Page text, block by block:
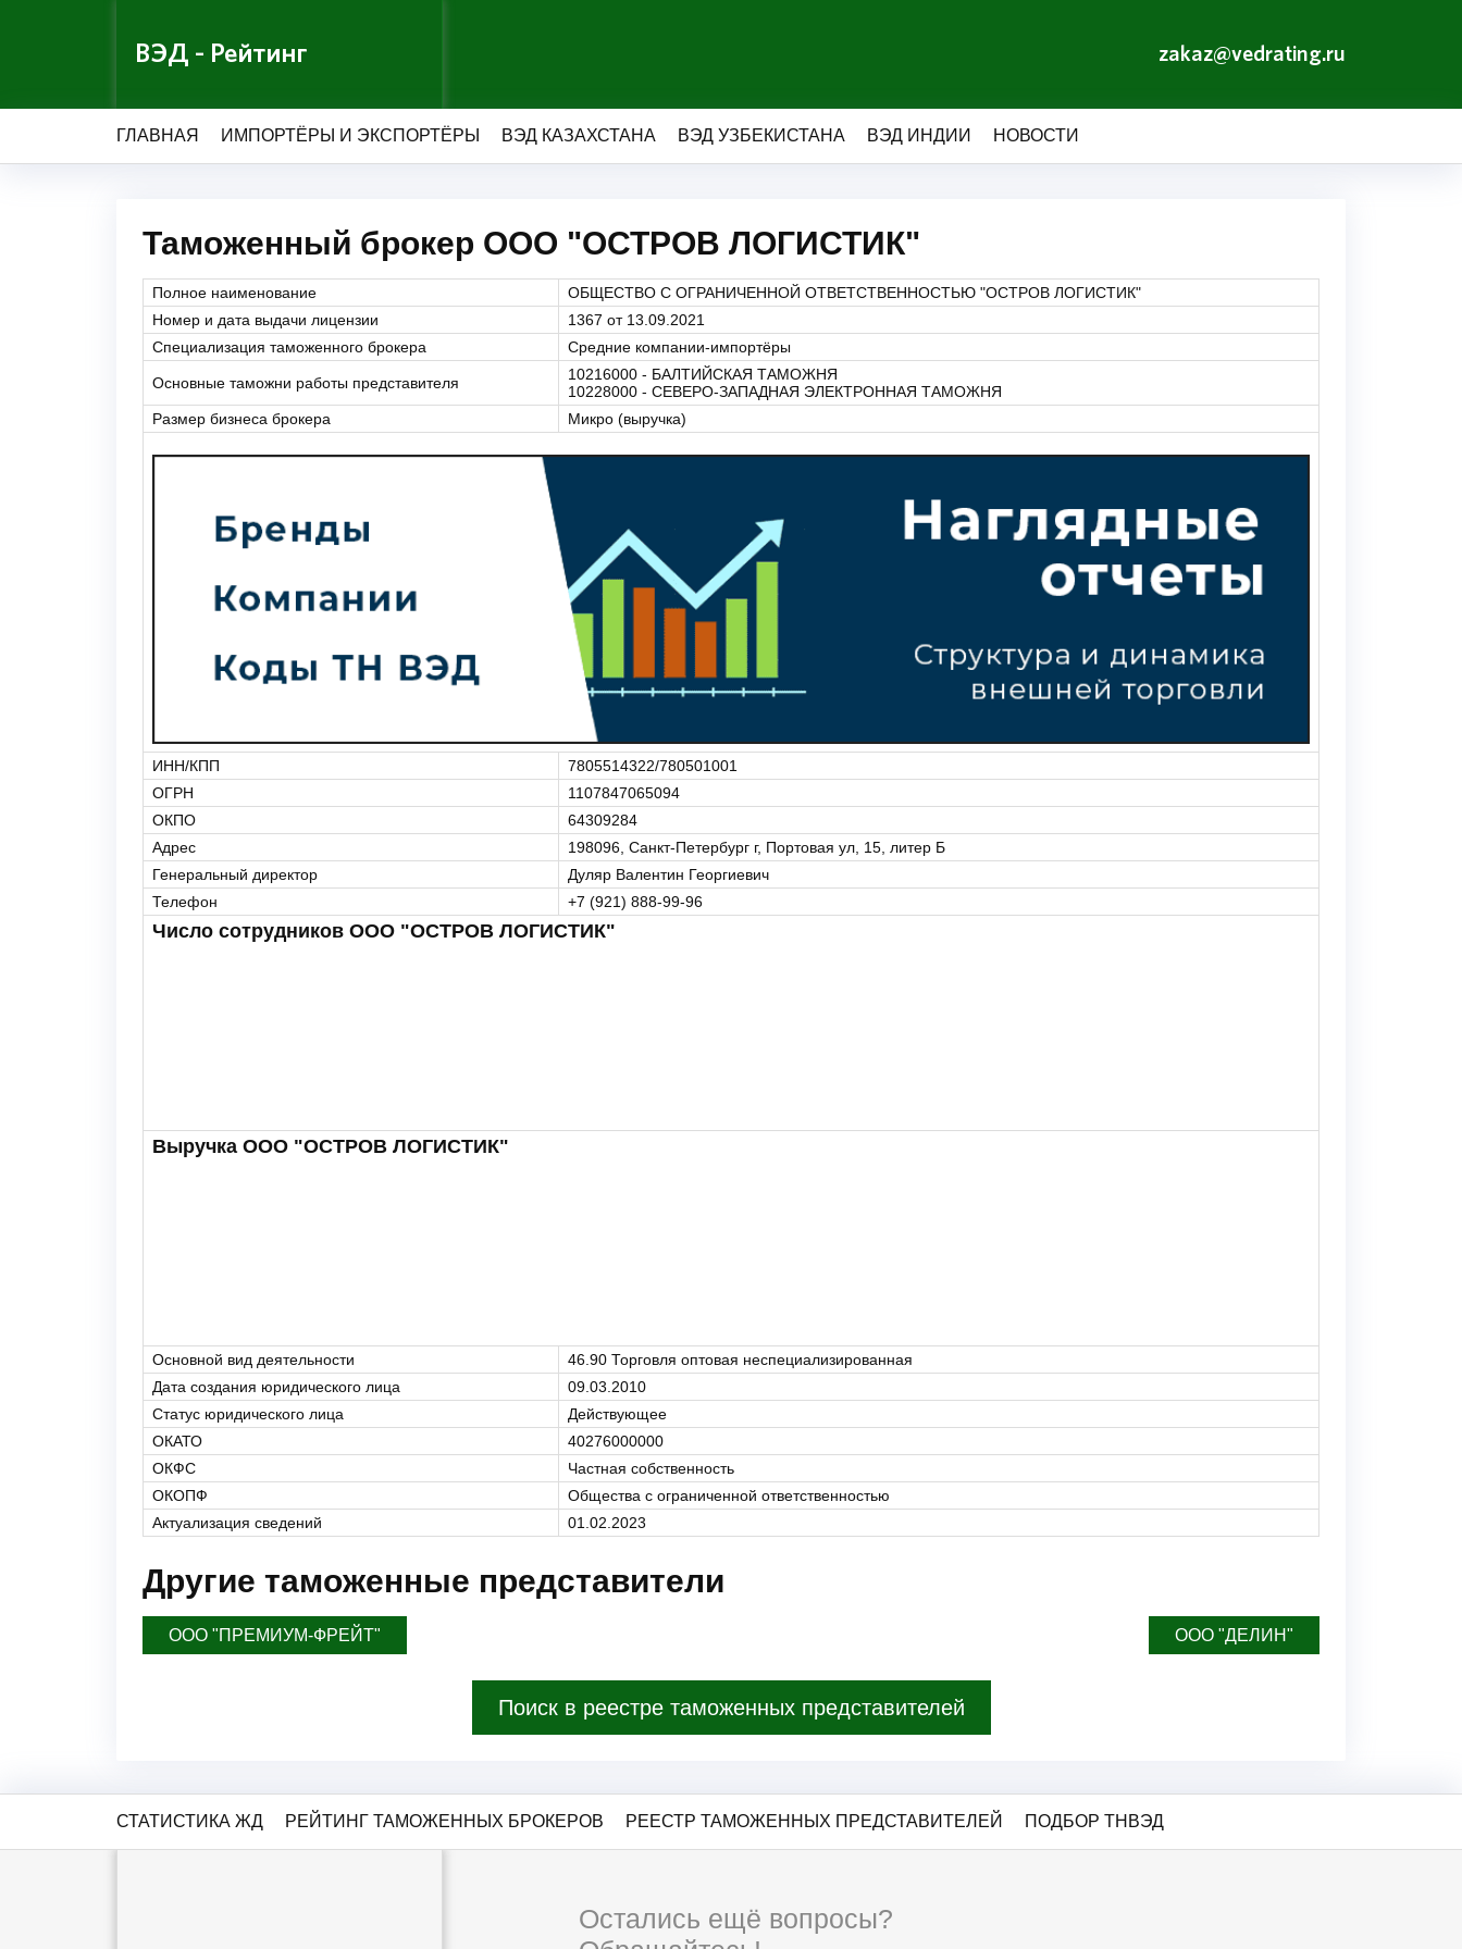
ВЭД - Рейтинг zakaz@vedrating.ru
ГЛАВНАЯ ИМПОРТЁРЫ И ЭКСПОРТЁРЫ ВЭД КАЗАХСТАНА ВЭД УЗБЕКИСТАНА ВЭД ИНДИИ НОВОСТИ
Таможенный брокер ООО "ОСТРОВ ЛОГИСТИК"
Полное наименование
ОБЩЕСТВО С ОГРАНИЧЕННОЙ ОТВЕТСТВЕННОСТЬЮ "ОСТРОВ ЛОГИСТИК"
Номер и дата выдачи лицензии
1367 от 13.09.2021
Специализация таможенного брокера
Средние компании-импортёры
Основные таможни работы представителя
10216000 - БАЛТИЙСКАЯ ТАМОЖНЯ
10228000 - СЕВЕРО-ЗАПАДНАЯ ЭЛЕКТРОННАЯ ТАМОЖНЯ
Размер бизнеса брокера
Микро (выручка)
ИНН/КПП
7805514322/780501001
ОГРН
1107847065094
ОКПО
64309284
Адрес
198096, Санкт-Петербург г, Портовая ул, 15, литер Б
Генеральный директор
Дуляр Валентин Георгиевич
Телефон
+7 (921) 888-99-96
Число сотрудников ООО "ОСТРОВ ЛОГИСТИК"
Выручка ООО "ОСТРОВ ЛОГИСТИК"
Основной вид деятельности
46.90 Торговля оптовая неспециализированная
Дата создания юридического лица
09.03.2010
Статус юридического лица
Действующее
ОКАТО
40276000000
ОКФС
Частная собственность
ОКОПФ
Общества с ограниченной ответственностью
Актуализация сведений
01.02.2023
Другие таможенные представители
ООО "ПРЕМИУМ-ФРЕЙТ" ООО "ДЕЛИН"
Поиск в реестре таможенных представителей
СТАТИСТИКА ЖД РЕЙТИНГ ТАМОЖЕННЫХ БРОКЕРОВ РЕЕСТР ТАМОЖЕННЫХ ПРЕДСТАВИТЕЛЕЙ ПОДБОР ТНВЭД
Остались ещё вопросы?